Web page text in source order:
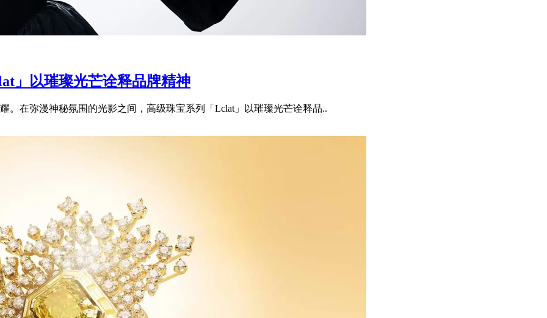
」以璀璨光芒诠释品牌精神
。在弥漫神秘氛围的光影之间，高级珠宝系列「Lclat」以璀璨光芒诠释品..